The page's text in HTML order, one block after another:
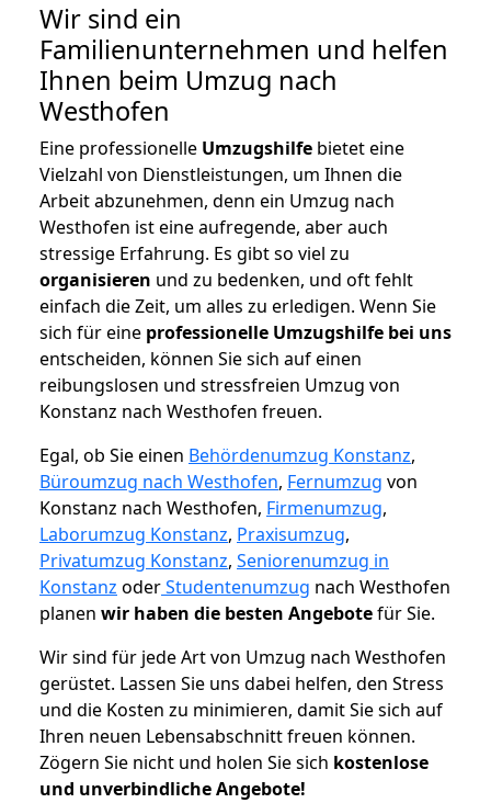
Wir sind ein
Familienunternehmen und helfen
Ihnen beim Umzug nach
Westhofen
Eine professionelle Umzugshilfe bietet eine
Vielzahl von Dienstleistungen, um Ihnen die
Arbeit abzunehmen, denn ein Umzug nach
Westhofen ist eine aufregende, aber auch
stressige Erfahrung. Es gibt so viel zu
organisieren und zu bedenken, und oft fehlt
einfach die Zeit, um alles zu erledigen. Wenn Sie
sich für eine professionelle Umzugshilfe bei uns
entscheiden, können Sie sich auf einen
reibungslosen und stressfreien Umzug von
Konstanz nach Westhofen freuen.
Egal, ob Sie einen Behördenumzug Konstanz,
Büroumzug nach Westhofen, Fernumzug von
Konstanz nach Westhofen, Firmenumzug,
Laborumzug Konstanz, Praxisumzug,
Privatumzug Konstanz, Seniorenumzug in
Konstanz oderStudentenumzug nach Westhofen
planen wir haben die besten Angebotefür Sie.
Wir sind für jede Art von Umzug nach Westhofen
gerüstet. Lassen Sie uns dabei helfen, den Stress
und die Kosten zu minimieren, damit Sie sich auf
Ihren neuen Lebensabschnitt freuen können.
Zögern Sie nicht und holen Sie sich kostenlose
und unverbindliche Angebote!